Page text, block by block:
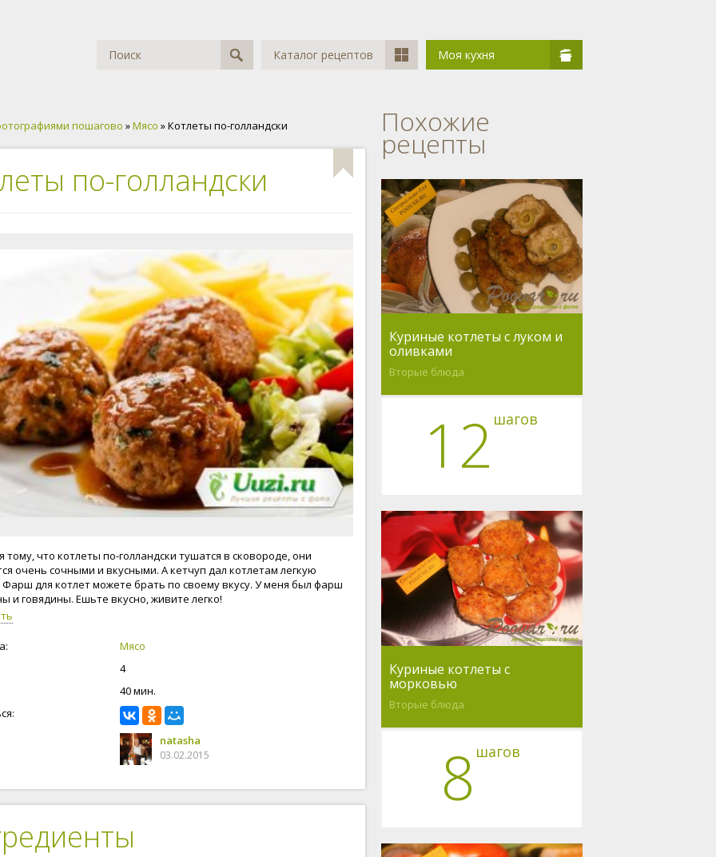
Каталог рецептов Моя кухня
пошагово »Мясо » Котлеты по-голландски
по-голландски
тому, что котлеты по-голландски тушатся в сковороде, они
очень сочными и вкусными. А кетчуп дал котлетам легкую
Фарш для котлет можете брать по своему вкусу. У меня был фарш
и говядины. Ешьте вкусно, живите легко!
Мясо
4
40 мин.
natasha
03.02.2015
Похожие
рецепты
Куриные котлеты с луком и
оливками
Вторые блюда
12 шагов
Куриные котлеты с
морковью
Вторые блюда
8 шагов